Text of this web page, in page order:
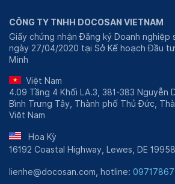
CÔNG TY TNHH DOCOSAN VIETNAM
Giấy chứng nhận Đăng ký Doanh nghiệp
ngày 27/04/2020 tại Sở Kế hoạch Đầu
Minh
Việt Nam
4.09 Tầng 4 Khối LA.3, 381-383 Nguyễn
Bình Trưng Tây, Thành phố Thủ Đức,
Việt Nam
Hoa Kỳ
16192 Coastal Highway, Lewes, DE
lienhe@docosan.com, hotline: